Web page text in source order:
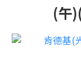
(午